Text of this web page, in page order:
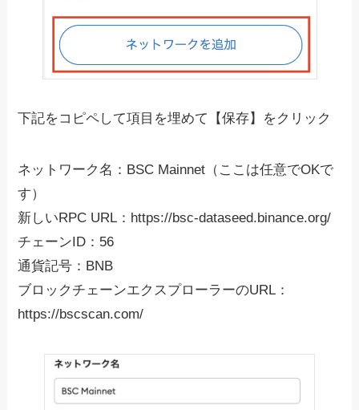
下記をコピペして項目を埋めて【保存】をクリック
ネットワーク名：BSC Mainnet（ここは任意でOKで
す）
新しいRPC URL：https://bsc-dataseed.binance.org/
チェーンID：56
通貨記号：BNB
ブロックチェーンエクスプローラーのURL：
https://bscscan.com/